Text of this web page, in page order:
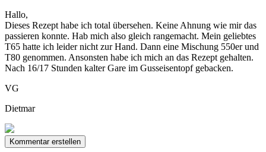
Hallo,
Dieses Rezept habe ich total übersehen. Keine Ahnung wie mir das
passieren konnte. Hab mich also gleich rangemacht. Mein geliebtes
T65 hatte ich leider nicht zur Hand. Dann eine Mischung 550er und
T80 genommen. Ansonsten habe ich mich an das Rezept gehalten.
Nach 16/17 Stunden kalter Gare im Gusseisentopf gebacken.
VG
Dietmar
Kommentar erstellen